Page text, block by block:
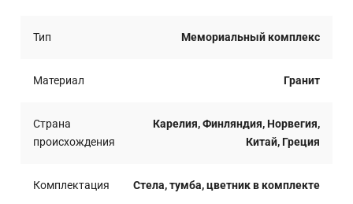
Тип Мемориальный комплекс
Материал Гранит
Страна
происхождения
Карелия, Финляндия, Норвегия,
Китай, Греция
Комплектация Стела, тумба, цветник в комплекте